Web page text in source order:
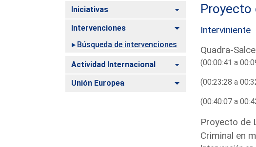
Iniciativas Alternar
Intervenciones
Alternar
Búsqueda de intervenciones
Actividad Internacional Alternar
Unión Europea Alternar
Proyecto
Interviniente
Quadra-
(00:00:41 a
(00:23:28 a
(00:40:07 a
Proyecto de
Criminal en